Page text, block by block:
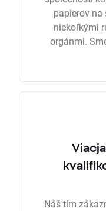
papierov na
niekoľkými
orgánmi.
Náš tím